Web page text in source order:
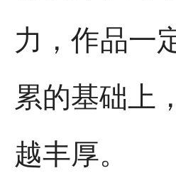
力，作品一
累的基础上
越丰厚。